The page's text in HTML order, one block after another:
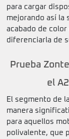
para cargar
mejorando así la
acabado de
diferenciarla de
Prueba
el
El segmento de
manera
para aquellos
polivalente, que